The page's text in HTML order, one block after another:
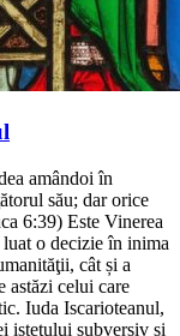
amândoi în
său; dar orice
6:39) Este Vinerea
o decizie în inima
cât și a
astăzi celui care
Iuda Iscarioteanul,
isteţului subversiv și